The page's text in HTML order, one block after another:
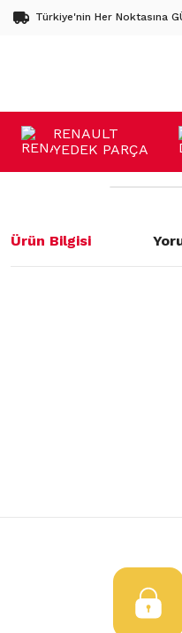
Türkiye'nin Her Noktasına
RENAULT
YEDEK PARÇA
Ürün Bilgisi